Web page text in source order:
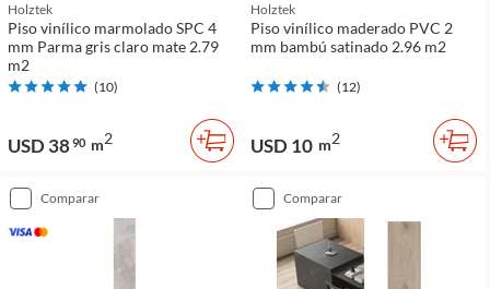
Holztek
Piso vinílico marmolado SPC 4
mm Parma gris claro mate 2.79
m2
(10)
USD 3890 m2
Holztek
Piso vinílico maderado PVC 2
mm bambú satinado 2.96 m2
(12)
USD 10 m2
comparar comparar